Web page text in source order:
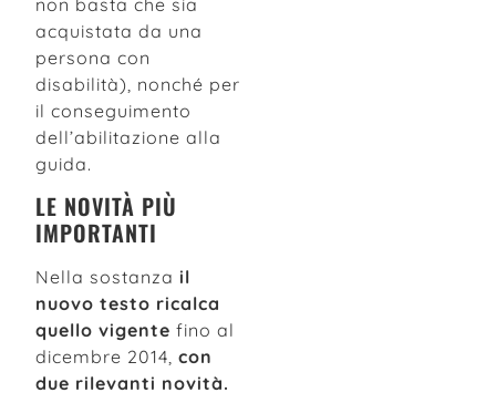
acquistata da una
persona con
disabilità), nonché per
il conseguimento
dell’abilitazione alla
guida.
LE NOVITÀ PIÙ
IMPORTANTI
Nella sostanza il
nuovo testo ricalca
quello vigente fino al
dicembre 2014, con
due rilevanti novità.